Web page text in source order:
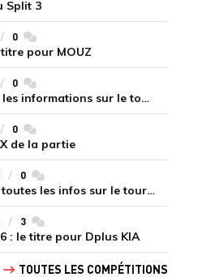
Split 3
0commentaires
pour MOUZ
0commentaires
BLAST Open Porto : toutes les informations sur le tournoi
0commentaires
de la partie
0commentaires
Esports Nations Cup 2026 : toutes les infos sur le tournoi
3commentaires
: le titre pour Dplus KIA
TOUTES LES COMPÉTITIONS